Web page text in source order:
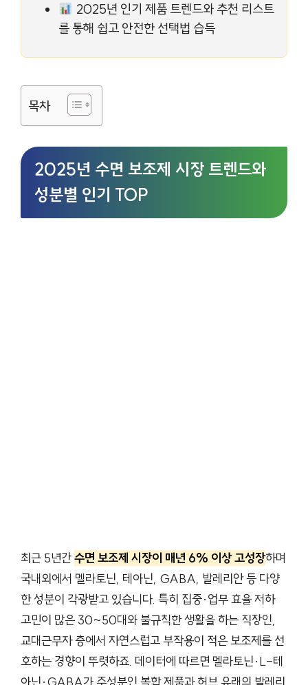
2025년 인기 제품 트렌드와 추천 리스트
를 통해 쉽고 안전한 선택법 습득
목차
2025년 수면 보조제 시장 트렌드와
성분별 인기 TOP
최근 5년간수면 보조제 시장이 매년 6% 이상 고성장하며
국내외에서 멜라토닌, 테아닌, GABA, 발레리안 등 다양
한 성분이 각광받고 있습니다. 특히 집중·업무 효율 저하
고민이 많은 30~50대와 불규칙한 생활을 하는 직장인,
교대근무자 층에서 자연스럽고 부작용이 적은 보조제를 선
호하는 경향이 뚜렷하죠. 데이터에 따르면 멜라토닌·L-테